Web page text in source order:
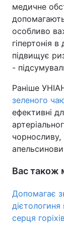
медичне
особливо
гіпертонія
підвищує
-
Раніше
зеленого
ефективні
чорносливу,
Вас також
Допомагає
серця